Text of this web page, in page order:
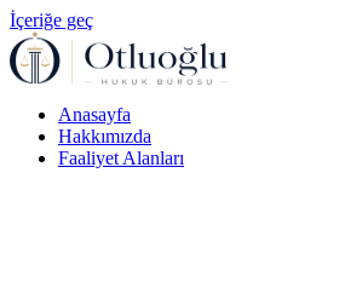
İçeriğe geç
Anasayfa
Hakkımızda
Faaliyet Alanları